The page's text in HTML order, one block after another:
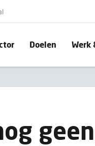
Doelen Werk